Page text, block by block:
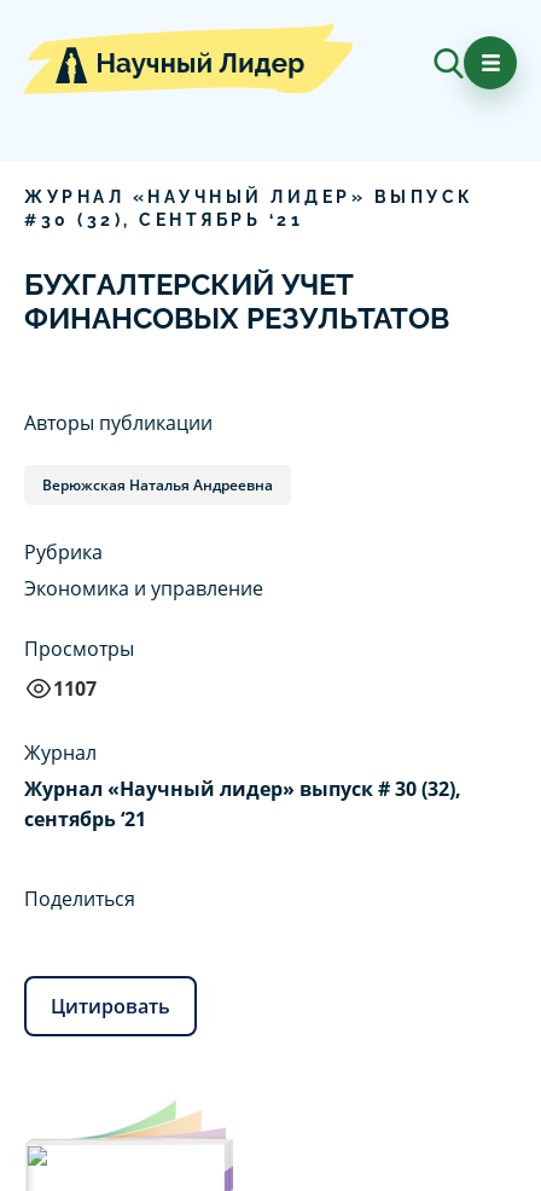
ЖУРНАЛ «НАУЧНЫЙ ЛИДЕР» ВЫПУСК
# 30 ( 32 ), СЕНТЯБРЬ ‘21
БУХГАЛТЕРСКИЙ УЧЕТ
ФИНАНСОВЫХ РЕЗУЛЬТАТОВ
Авторы публикации
Верюжская Наталья Андреевна
Рубрика
Экономика и управление
Просмотры
1107
Журнал
Журнал «Научный лидер» выпуск # 30 (32),
сентябрь ‘21
Поделиться
Цитировать